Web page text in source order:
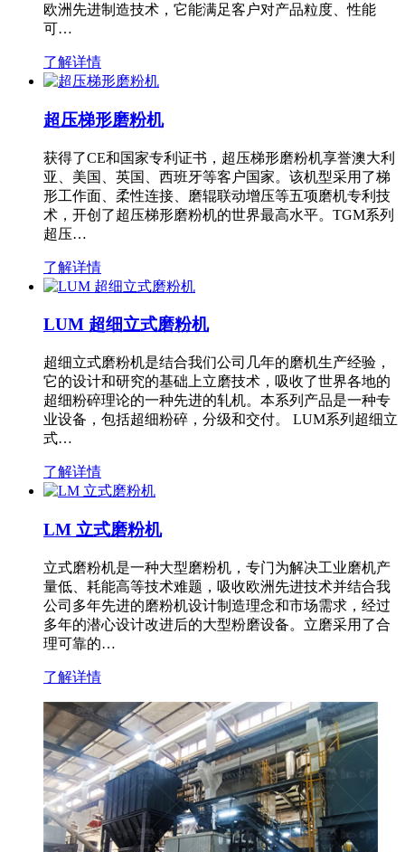
欧洲先进制造技术，它能满足客户对产品粒度、性能
可…
了解详情
超压梯形磨粉机
获得了CE和国家专利证书，超压梯形磨粉机享誉澳大利
亚、美国、英国、西班牙等客户国家。该机型采用了梯
形工作面、柔性连接、磨辊联动增压等五项磨机专利技
术，开创了超压梯形磨粉机的世界最高水平。TGM系列
超压…
了解详情
LUM 超细立式磨粉机
超细立式磨粉机是结合我们公司几年的磨机生产经验，
它的设计和研究的基础上立磨技术，吸收了世界各地的
超细粉碎理论的一种先进的轧机。本系列产品是一种专
业设备，包括超细粉碎，分级和交付。 LUM系列超细立
式…
了解详情
LM 立式磨粉机
立式磨粉机是一种大型磨粉机，专门为解决工业磨机产
量低、耗能高等技术难题，吸收欧洲先进技术并结合我
公司多年先进的磨粉机设计制造理念和市场需求，经过
多年的潜心设计改进后的大型粉磨设备。立磨采用了合
理可靠的…
了解详情